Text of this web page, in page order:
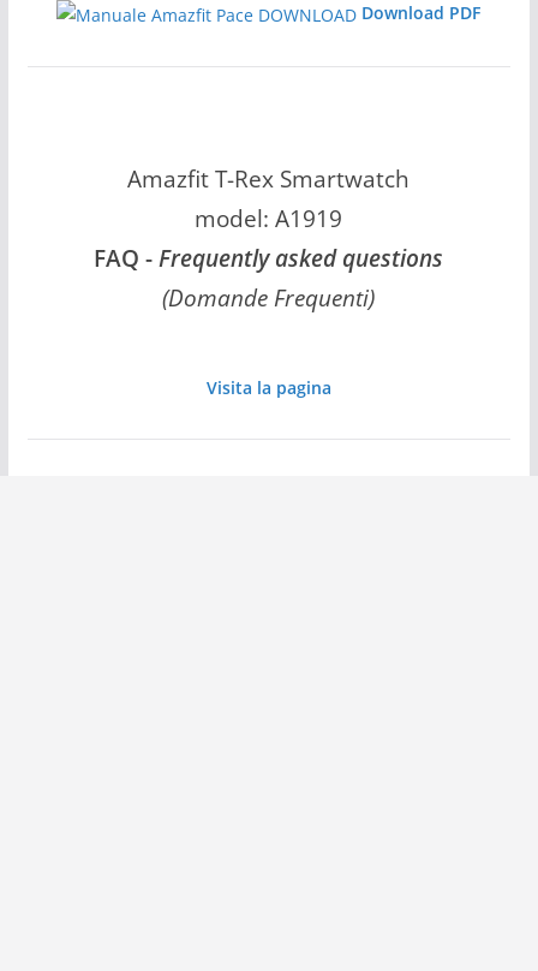
Download PDF
Amazfit T-Rex Smartwatch
model: A1919
FAQ - Frequently asked questions
(Domande Frequenti)
Visita la pagina